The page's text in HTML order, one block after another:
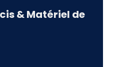
& Matériel de